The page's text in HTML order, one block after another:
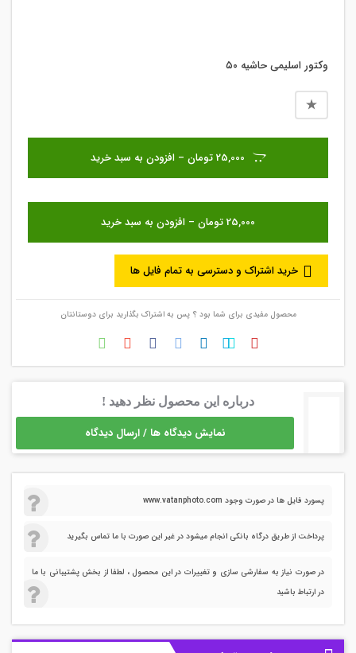
وکتور اسلیمی حاشیه ۵۰
25,000 تومان – افزودن به سبد خرید
خرید اشتراک و دسترسی به تمام فایل ها
محصول مفیدی برای شما بود ؟ پس به اشتراک بگذارید برای دوستانتان
درباره این محصول نظر دهید !
نمایش دیدگاه ها / ارسال دیدگاه
پسورد فایل ها در صورت وجود www.vatanphoto.com
پرداخت از طریق درگاه بانکی انجام میشود در غیر این صورت با ما تماس بگیرید
در صورت نیاز به سفارشی سازی و تغییرات در این محصول ، لطفا از بخش پشتیبانی با ما
در ارتباط باشید